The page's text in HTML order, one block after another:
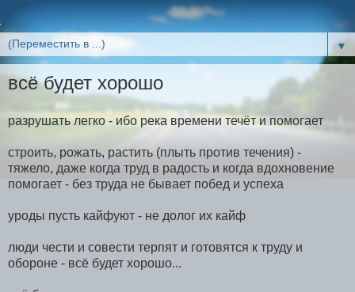
▼
всё будет хорошо
разрушать легко - ибо река времени течёт и помогает
строить, рожать, растить (плыть против течения) -
тяжело, даже когда труд в радость и когда вдохновение
помогает - без труда не бывает побед и успеха
уроды пусть кайфуют - не долог их кайф
люди чести и совести терпят и готовятся к труду и
обороне - всё будет хорошо...